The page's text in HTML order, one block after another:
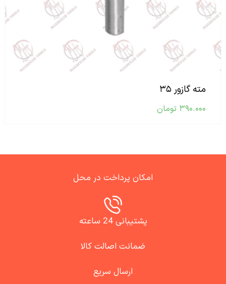
مته گازور ۳۵
۳۹۰.۰۰۰ تومان
امکان پرداخت در محل
پشتیبانی 24 ساعته
ضمانت اصالت کالا
ارسال سریع